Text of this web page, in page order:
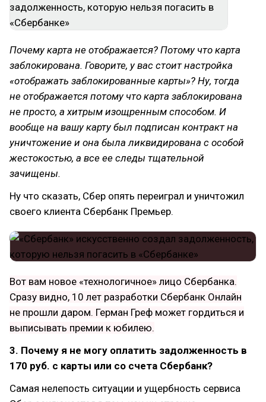
Почему карта не отображается? Потому что карта
заблокирована. Говорите, у вас стоит настройка
«отображать заблокированные карты»? Ну, тогда
не отображается потому что карта заблокирована
не просто, а хитрым изощренным способом. И
вообще на вашу карту был подписан контракт на
уничтожение и она была ликвидирована с особой
жестокостью, а все ее следы тщательной
зачищены.
Ну что сказать, Сбер опять переиграл и уничтожил
своего клиента Сбербанк Премьер.
Вот вам новое «технологичное» лицо Сбербанка.
Сразу видно, 10 лет разработки Сбербанк Онлайн
не прошли даром. Герман Греф может гордиться и
выписывать премии к юбилею.
3. Почему я не могу оплатить задолженность в
170 руб. с карты или со счета Сбербанк?
Самая нелепость ситуации и ущербность сервиса